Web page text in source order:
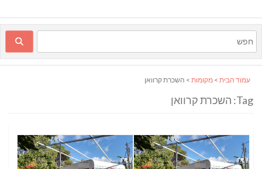
עמוד הבית > מקומות > השכרת קרוואן
Tag: השכרת קרוואן